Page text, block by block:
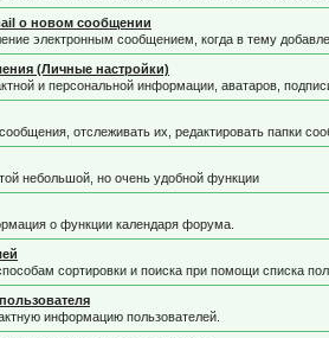
о новом сообщении
электронным сообщением, когда в тему
(Личные настройки)
и персональной информации, аватаров,
отслеживать их, редактировать папки
небольшой, но очень удобной функции
о функции календаря форума.
сортировки и поиска при помощи списка
информацию пользователей.